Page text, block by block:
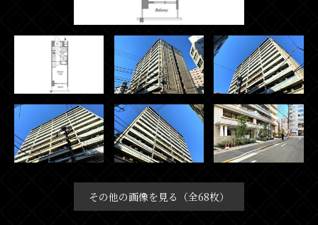
その他の画像を見る（全68枚）